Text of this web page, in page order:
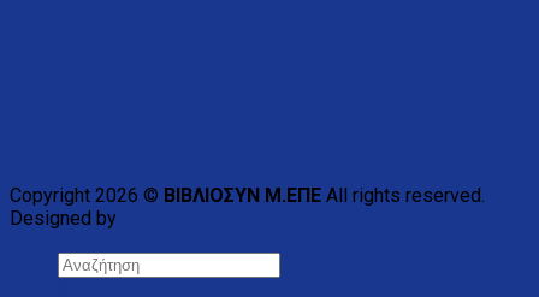
Copyright 2026 © ΒΙΒΛΙΟΣΥΝ Μ.ΕΠΕ All rights reserved.
Designed by